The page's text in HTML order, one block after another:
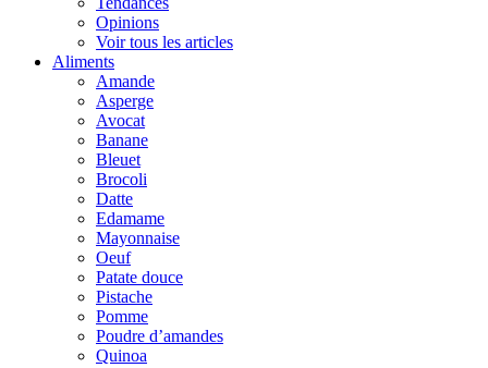
Opinions
Voir tous les articles
Aliments
Amande
Asperge
Avocat
Banane
Bleuet
Brocoli
Datte
Edamame
Mayonnaise
Oeuf
Patate douce
Pistache
Pomme
Poudre d’amandes
Quinoa